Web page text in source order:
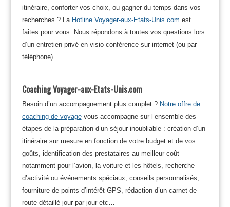
itinéraire, conforter vos choix, ou gagner du temps dans vos
recherches ? La Hotline Voyager-aux-Etats-Unis.com est
faites pour vous. Nous répondons à toutes vos questions lors
d’un entretien privé en visio-conférence sur internet (ou par
téléphone).
Coaching Voyager-aux-Etats-Unis.com
Besoin d’un accompagnement plus complet ? Notre offre de
coaching de voyagevous accompagne sur l’ensemble des
étapes de la préparation d’un séjour inoubliable : création d’un
itinéraire sur mesure en fonction de votre budget et de vos
goûts, identification des prestataires au meilleur coût
notamment pour l’avion, la voiture et les hôtels, recherche
d’activité ou événements spéciaux, conseils personnalisés,
fourniture de points d’intérêt GPS, rédaction d’un carnet de
route détaillé jour par jour etc…